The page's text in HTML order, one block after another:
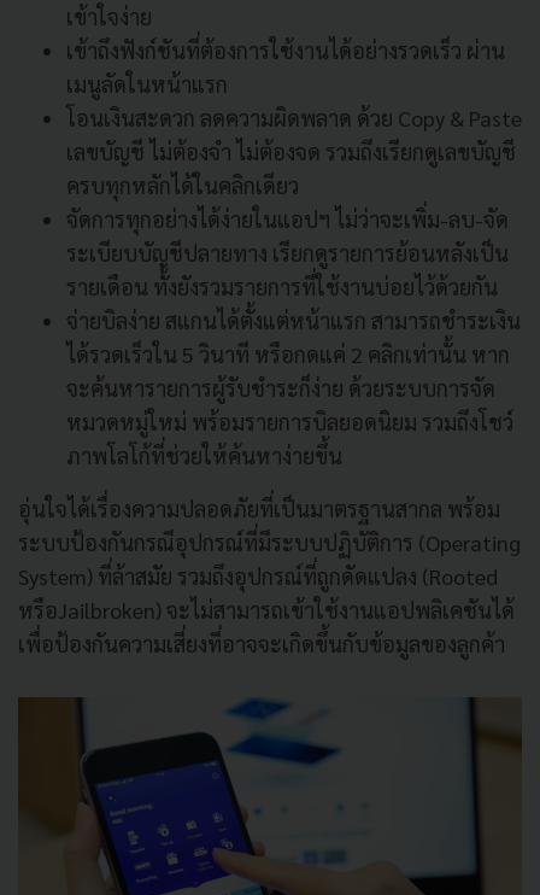
เข้าใจง่าย
เข้าถึงฟังก์ชันที่ต้องการใช้งานได้อย่างรวดเร็ว ผ่าน
เมนูลัดในหน้าแรก
โอนเงินสะดวก ลดความผิดพลาด ด้วย Copy & Paste
เลขบัญชี ไม่ต้องจำ ไม่ต้องจด รวมถึงเรียกดูเลขบัญชี
ครบทุกหลักได้ในคลิกเดียว
จัดการทุกอย่างได้ง่ายในแอปฯ ไม่ว่าจะเพิ่ม-ลบ-จัด
ระเบียบบัญชีปลายทาง เรียกดูรายการย้อนหลังเป็น
รายเดือน ทั้งยังรวมรายการที่ใช้งานบ่อยไว้ด้วยกัน
จ่ายบิลง่าย สแกนได้ตั้งแต่หน้าแรก สามารถชำระเงิน
ได้รวดเร็วใน 5 วินาที หรือกดแค่ 2 คลิกเท่านั้น หาก
จะค้นหารายการผู้รับชำระก็ง่าย ด้วยระบบการจัด
หมวดหมู่ใหม่ พร้อมรายการบิลยอดนิยม รวมถึงโชว์
ภาพโลโก้ที่ช่วยให้ค้นหาง่ายขึ้น
อุ่นใจได้เรื่องความปลอดภัยที่เป็นมาตรฐานสากล พร้อม
ระบบป้องกันกรณีอุปกรณ์ที่มีระบบปฏิบัติการ (Operating
System) ที่ล้าสมัย รวมถึงอุปกรณ์ที่ถูกดัดแปลง (Rooted
หรือJailbroken) จะไม่สามารถเข้าใช้งานแอปพลิเคชันได้
เพื่อป้องกันความเสี่ยงที่อาจจะเกิดขึ้นกับข้อมูลของลูกค้า